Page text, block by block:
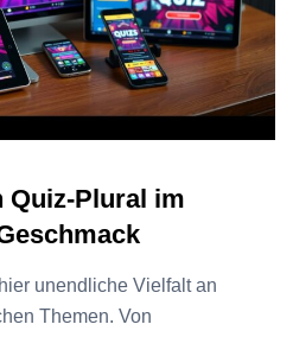
Quiz-Plural im
unendliche Vielfalt an
Themen. Von